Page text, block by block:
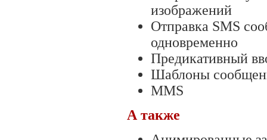
изображений
Отправка SMS
одновременно
Предикативный
Шаблоны
MMS
А также